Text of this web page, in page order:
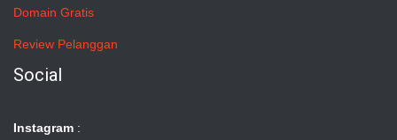
Domain Gratis
Review Pelanggan
Social
Instagram :